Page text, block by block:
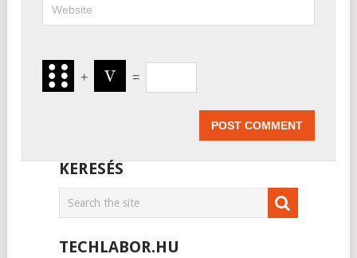
+ =
KERESÉS
TECHLABOR.HU